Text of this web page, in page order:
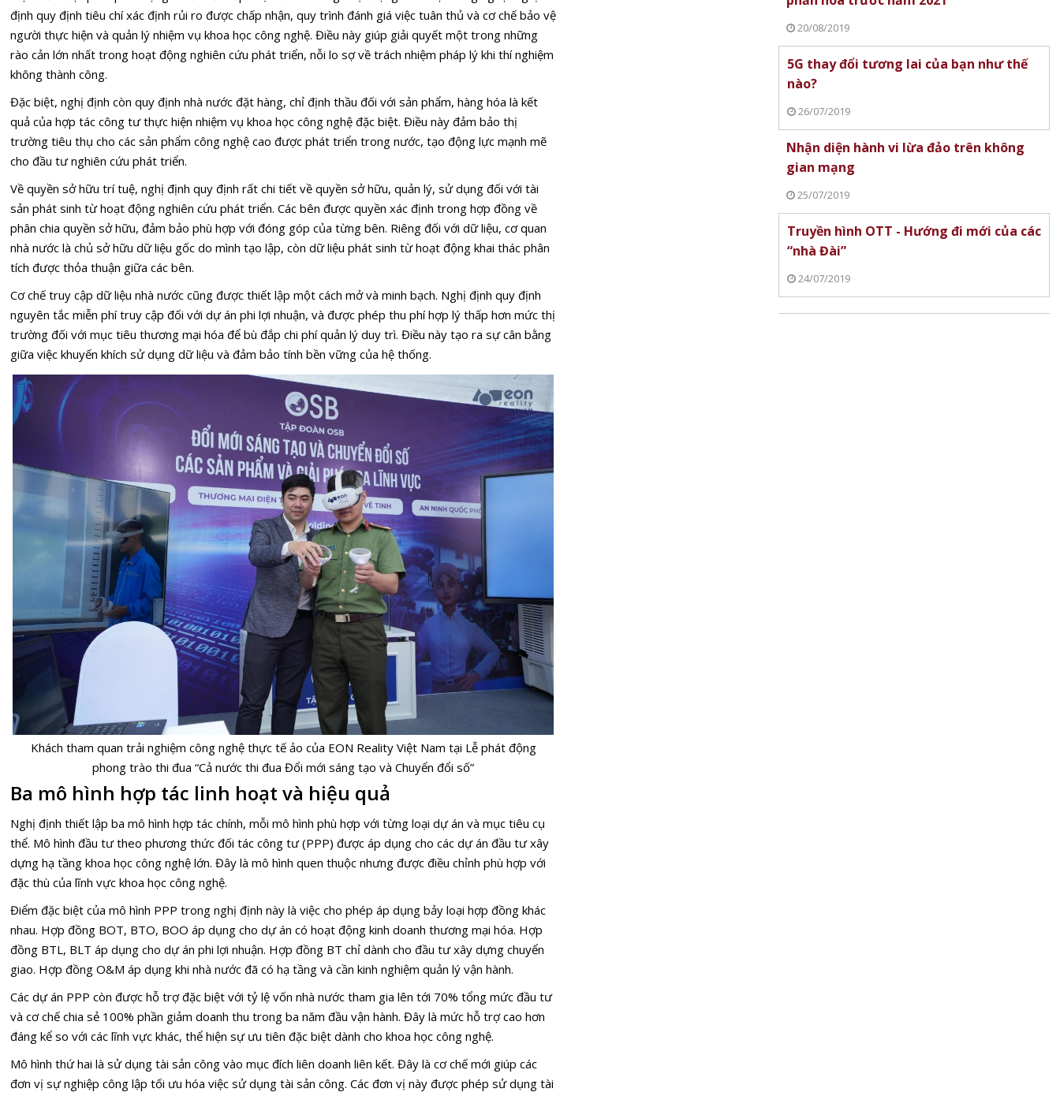
định quy định tiêu chí xác định rủi ro được chấp nhận, quy trình đánh giá việc tuân thủ và cơ chế bảo vệ
người thực hiện và quản lý nhiệm vụ khoa học công nghệ. Điều này giúp giải quyết một trong những
rào cản lớn nhất trong hoạt động nghiên cứu phát triển, nỗi lo sợ về trách nhiệm pháp lý khi thí nghiệm
không thành công.
Đặc biệt, nghị định còn quy định nhà nước đặt hàng, chỉ định thầu đối với sản phẩm, hàng hóa là kết
quả của hợp tác công tư thực hiện nhiệm vụ khoa học công nghệ đặc biệt. Điều này đảm bảo thị
trường tiêu thụ cho các sản phẩm công nghệ cao được phát triển trong nước, tạo động lực mạnh mẽ
cho đầu tư nghiên cứu phát triển.
Về quyền sở hữu trí tuệ, nghị định quy định rất chi tiết về quyền sở hữu, quản lý, sử dụng đối với tài
sản phát sinh từ hoạt động nghiên cứu phát triển. Các bên được quyền xác định trong hợp đồng về
phân chia quyền sở hữu, đảm bảo phù hợp với đóng góp của từng bên. Riêng đối với dữ liệu, cơ quan
nhà nước là chủ sở hữu dữ liệu gốc do mình tạo lập, còn dữ liệu phát sinh từ hoạt động khai thác phân
tích được thỏa thuận giữa các bên.
Cơ chế truy cập dữ liệu nhà nước cũng được thiết lập một cách mở và minh bạch. Nghị định quy định
nguyên tắc miễn phí truy cập đối với dự án phi lợi nhuận, và được phép thu phí hợp lý thấp hơn mức thị
trường đối với mục tiêu thương mại hóa để bù đắp chi phí quản lý duy trì. Điều này tạo ra sự cân bằng
giữa việc khuyến khích sử dụng dữ liệu và đảm bảo tính bền vững của hệ thống.
Khách tham quan trải nghiệm công nghệ thực tế ảo của EON Reality Việt Nam tại Lễ phát động
phong trào thi đua “Cả nước thi đua Đổi mới sáng tạo và Chuyển đổi số”
Ba mô hình hợp tác linh hoạt và hiệu quả
Nghị định thiết lập ba mô hình hợp tác chính, mỗi mô hình phù hợp với từng loại dự án và mục tiêu cụ
thể. Mô hình đầu tư theo phương thức đối tác công tư (PPP) được áp dụng cho các dự án đầu tư xây
dựng hạ tầng khoa học công nghệ lớn. Đây là mô hình quen thuộc nhưng được điều chỉnh phù hợp với
đặc thù của lĩnh vực khoa học công nghệ.
Điểm đặc biệt của mô hình PPP trong nghị định này là việc cho phép áp dụng bảy loại hợp đồng khác
nhau. Hợp đồng BOT, BTO, BOO áp dụng cho dự án có hoạt động kinh doanh thương mại hóa. Hợp
đồng BTL, BLT áp dụng cho dự án phi lợi nhuận. Hợp đồng BT chỉ dành cho đầu tư xây dựng chuyển
giao. Hợp đồng O&M áp dụng khi nhà nước đã có hạ tầng và cần kinh nghiệm quản lý vận hành.
Các dự án PPP còn được hỗ trợ đặc biệt với tỷ lệ vốn nhà nước tham gia lên tới 70% tổng mức đầu tư
và cơ chế chia sẻ 100% phần giảm doanh thu trong ba năm đầu vận hành. Đây là mức hỗ trợ cao hơn
đáng kể so với các lĩnh vực khác, thể hiện sự ưu tiên đặc biệt dành cho khoa học công nghệ.
Mô hình thứ hai là sử dụng tài sản công vào mục đích liên doanh liên kết. Đây là cơ chế mới giúp các
đơn vị sự nghiệp công lập tối ưu hóa việc sử dụng tài sản công. Các đơn vị này được phép sử dụng tài
20/08/2019
5G thay đổi tương lai của bạn như thế
nào?
26/07/2019
Nhận diện hành vi lừa đảo trên không
gian mạng
25/07/2019
Truyền hình OTT - Hướng đi mới của các
“nhà Đài”
24/07/2019